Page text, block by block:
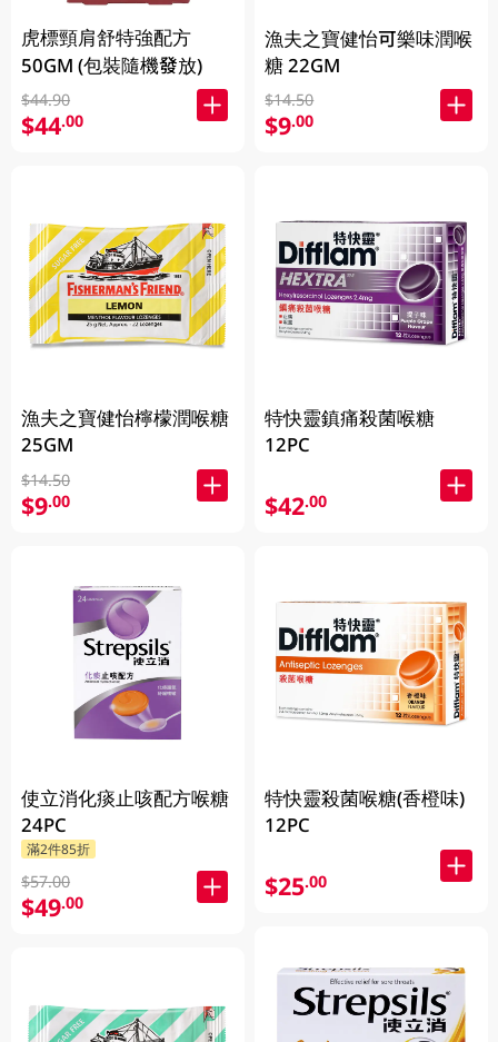
虎標頸肩舒特強配方
50GM (包裝隨機發放)
$44.90
$44.00
漁夫之寶健怡檸檬潤喉糖
25GM
$14.50
$9.00
使立消化痰止咳配方喉糖
24PC
滿2件85折
$57.00
$49.00
漁夫之寶健怡可樂味潤喉
糖 22GM
$14.50
$9.00
特快靈鎮痛殺菌喉糖
12PC
$42.00
特快靈殺菌喉糖(香橙味)
12PC
$25.00